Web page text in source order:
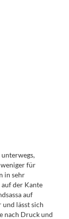
weniger für
in sehr
der Kante
auf
lässt sich
nach Druck und